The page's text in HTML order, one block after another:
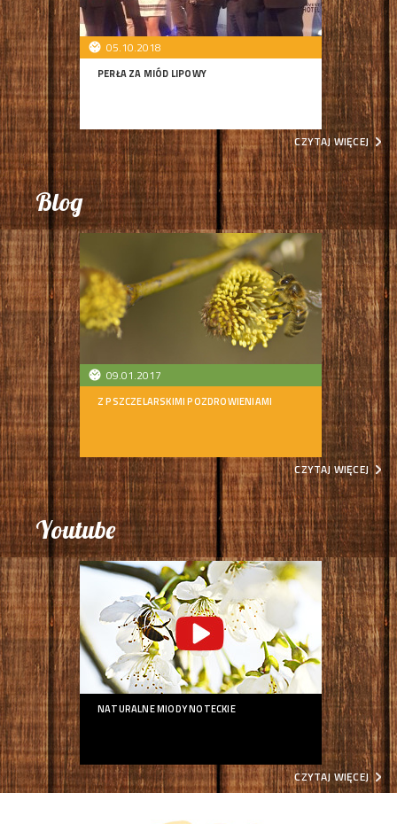
05.10.2018
PERŁA ZA MIÓD LIPOWY
CZYTAJ WIĘCEJ
Blog
09.01.2017
Z PSZCZELARSKIMI POZDROWIENIAMI
CZYTAJ WIĘCEJ
Youtube
NATURALNE MIODY NOTECKIE
CZYTAJ WIĘCEJ